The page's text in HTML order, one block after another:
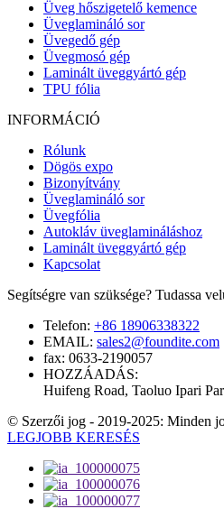
Üveg hőszigetelő kemence
Üveglamináló sor
Üvegedő gép
Üvegmosó gép
Laminált üveggyártó gép
TPU fólia
INFORMÁCIÓ
Rólunk
Dögös expo
Bizonyítvány
Üveglamináló sor
Üvegfólia
Autokláv üveglamináláshoz
Laminált üveggyártó gép
Kapcsolat
Segítségre van szüksége? Tudassa
Telefon: +86 18906338322
EMAIL: sales2@foundite.com
fax: 0633-2190057
HOZZÁADÁS:
Huifeng Road, Taoluo Ipari
© Szerzői jog - 2019-2025: Minden
LEGJOBB KERESÉS